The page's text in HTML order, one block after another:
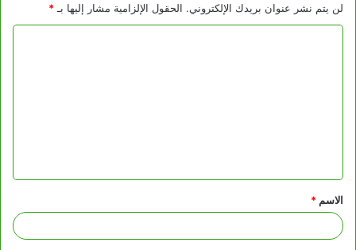
لن يتم نشر عنوان بريدك الإلكتروني. الحقول الإلزامية مشار إليها بـ *
ق
*
الاسم *